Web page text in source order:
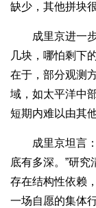
缺少，其他拼块
成里京进一步
几块，哪怕剩下
在于，部分观测
域，如太平洋中
短期内难以由其
成里京坦言：“
底有多深。”研
存在结构性依赖
一场自愿的集体